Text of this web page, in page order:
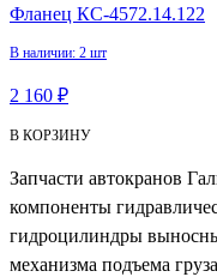
Фланец КС-4572.14.122
В наличии: 2 шт
2 160 ₽
В КОРЗИНУ
Запчасти автокранов
компоненты
гидроцилиндры
механизма подъема